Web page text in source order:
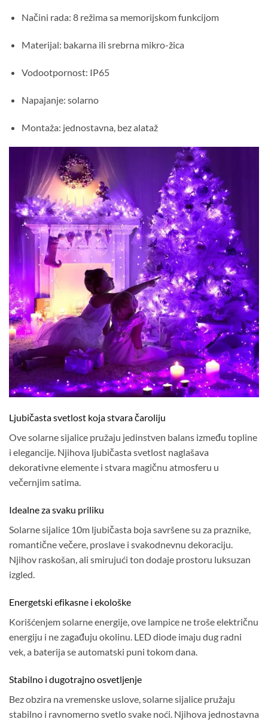
Načini rada: 8 režima sa memorijskom funkcijom
Materijal: bakarna ili srebrna mikro-žica
Vodootpornost: IP65
Napajanje: solarno
Montaža: jednostavna, bez alataž
Ljubičasta svetlost koja stvara čaroliju
Ove solarne sijalice pružaju jedinstven balans između topline
i elegancije. Njihova ljubičasta svetlost naglašava
dekorativne elemente i stvara magičnu atmosferu u
večernjim satima.
Idealne za svaku priliku
Solarne sijalice 10m ljubičasta boja savršene su za praznike,
romantične večere, proslave i svakodnevnu dekoraciju.
Njihov raskošan, ali smirujući ton dodaje prostoru luksuzan
izgled.
Energetski efikasne i ekološke
Korišćenjem solarne energije, ove lampice ne troše električnu
energiju i ne zagađuju okolinu. LED diode imaju dug radni
vek, a baterija se automatski puni tokom dana.
Stabilno i dugotrajno osvetljenje
Bez obzira na vremenske uslove, solarne sijalice pružaju
stabilno i ravnomerno svetlo svake noći. Njihova jednostavna